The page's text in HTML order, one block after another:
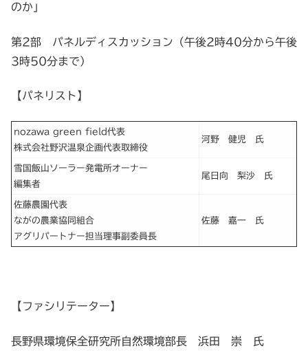
のか」
第2部 パネルディスカッション（午後2時40分から午後
3時50分まで）
【パネリスト】
nozawa green field代表
株式会社野沢温泉企画代表取締役
河野 健児 氏
雪国飯山ソーラー発電所オーナー
編集者
尾日向 梨沙 氏
佐藤農園代表
ながの農業協同組合
アグリパートナー担当理事副委員長
佐藤 嘉一 氏
【ファシリテーター】
長野県環境保全研究所自然環境部長 浜田 崇 氏